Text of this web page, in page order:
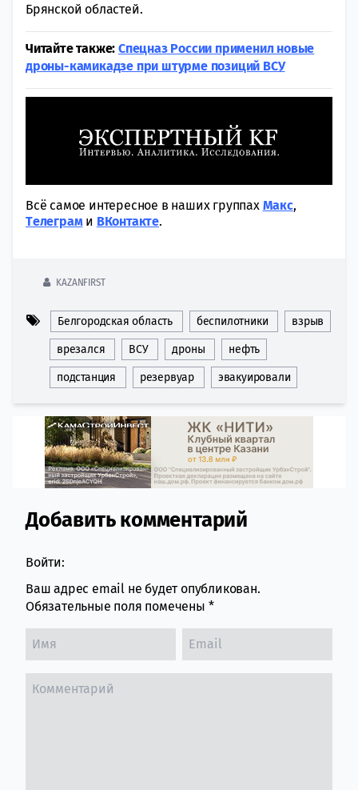
Брянской областей.
Читайте также:Спецназ России применил новые
дроны-камикадзе при штурме позиций ВСУ
Всё самое интересное в наших группах Макс,
Tелеграми ВКонтакте.
KAZANFIRST
Белгородская область беспилотники взрыв
врезался ВСУ дроны нефть
подстанция резервуар эвакуировали
Comment section
Добавить комментарий
Войти:
Ваш адрес email не будет опубликован.
Обязательные поля помечены *